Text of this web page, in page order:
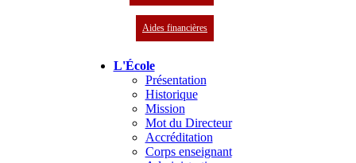
Aides financières
L'École
Présentation
Historique
Mission
Mot du Directeur
Accréditation
Corps enseignant